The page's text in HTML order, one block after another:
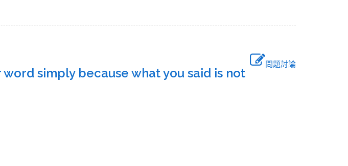
問題討論
simply because what you said is not